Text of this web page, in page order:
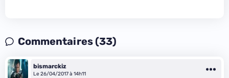
Commentaires (33)
bismarckiz
Le 26/04/2017 à 14h11